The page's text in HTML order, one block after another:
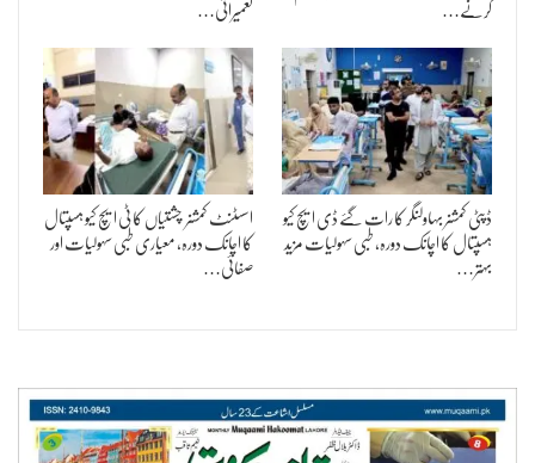
کرنے…
تعمیراتی…
ڈپٹی کمشنر بہاولنگر کا رات گئے ڈی ایچ کیو
ہسپتال کا اچانک دورہ، طبی سہولیات مزید
بہتر…
اسسٹنٹ کمشنر چشتیاں کا ٹی ایچ کیو ہسپتال
کا اچانک دورہ، معیاری طبی سہولیات اور
صفائی…